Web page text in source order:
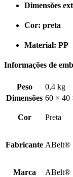
Dimensões
Cor: preta
Material: PP
Informações de
Peso
0,4 kg
Dimensões 60 × 40
Cor Preta
Fabricante ABelt®
Marca ABelt®